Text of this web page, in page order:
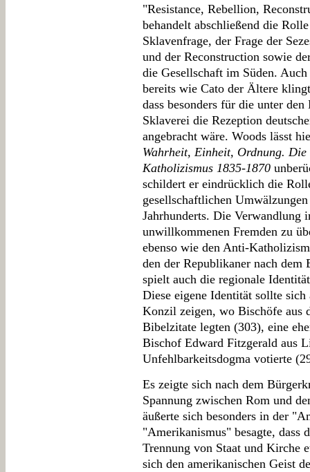
"Resistance, Rebellion,
behandelt abschließend die
Sklavenfrage, der Frage der
und der Reconstruction sowie
die Gesellschaft im Süden.
bereits wie Cato der Ältere
dass besonders für die unter
Sklaverei die Rezeption
angebracht wäre. Woods lässt
Wahrheit, Einheit, Ordnung.
Katholizismus 1835-1870
schildert er eindrücklich die
gesellschaftlichen
Jahrhunderts. Die Verwandlung
unwillkommenen Fremden zu
ebenso wie den Anti-
den der Republikaner nach dem
spielt auch die regionale
Diese eigene Identität sollte
Konzil zeigen, wo Bischöfe aus
Bibelzitate legten (303), eine
Bischof Edward Fitzgerald aus
Unfehlbarkeitsdogma votierte
Es zeigte sich nach dem
Spannung zwischen Rom und
äußerte sich besonders in der
"Amerikanismus" besagte, dass
Trennung von Staat und Kirche
sich den amerikanischen Geist